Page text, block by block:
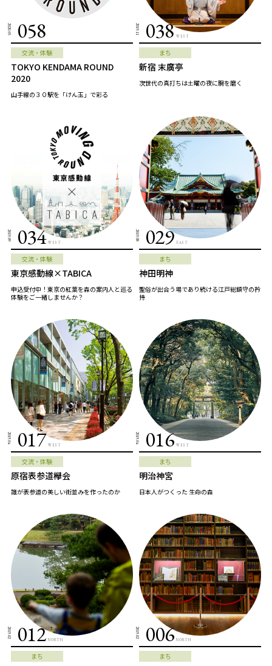
2020.05 058
交流・体験
TOKYO KENDAMA ROUND
2020
山手線の３０駅を「けん玉」で彩る
2019.11 038 WEST
まち
新宿 末廣亭
次世代の真打ちは土曜の夜に腕を磨く
2019.09 034 WEST
交流・体験
東京感動線×TABICA
申込受付中！東京の紅葉を森の案内人と巡る
体験をご一緒しませんか？
2019.08 029 EAST
まち
神田明神
聖俗が出合う場であり続ける江戸総鎮守の矜
持
2019.04 017 WEST
交流・体験
原宿表参道欅会
誰が表参道の美しい街並みを作ったのか
2019.04 016 WEST
まち
明治神宮
日本人がつくった 生命の森
2019.02 012 NORTH
まち
2019.02 006 NORTH
まち